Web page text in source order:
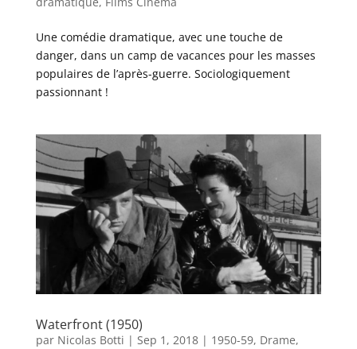
Une comédie dramatique, avec une touche de
danger, dans un camp de vacances pour les masses
populaires de l’après-guerre. Sociologiquement
passionnant !
Waterfront (1950)
par Nicolas Botti | Sep 1, 2018| 1950-59, Drame,